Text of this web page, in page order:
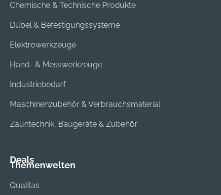
Chemische & Technische Produkte
Dübel & Befestigungssysteme
Elektrowerkzeuge
Hand- & Messwerkzeuge
Industriebedarf
Maschinenzubehör & Verbrauchsmaterial
Zauntechnik, Baugeräte & Zubehör
Deals
Themenwelten
Qualitas